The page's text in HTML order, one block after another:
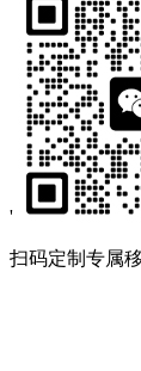
'
扫码定制专属